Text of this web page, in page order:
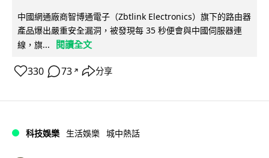
中國網通廠商智博通電子（Zbtlink Electronics）旗下的路由器
產品爆出嚴重安全漏洞，被發現每 35 秒便會與中國伺服器連
線，旗...
閱讀全文
330 73 ↗ 分享
科技娛樂 生活娛樂 城中熱話